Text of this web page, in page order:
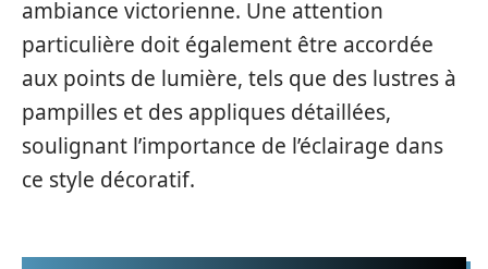
ambiance victorienne. Une attention
particulière doit également être accordée
aux points de lumière, tels que des lustres à
pampilles et des appliques détaillées,
soulignant l’importance de l’éclairage dans
ce style décoratif.